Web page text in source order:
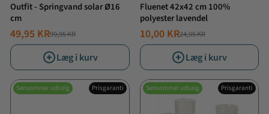
Outfit - Springvand solar Ø16
cm
NORMALPRIS
99,95 KR
TILBUDSPRIS
49,95 KR
Læg i kurv
Fluenet 42x42 cm 100%
polyester lavendel
NORMALPRIS
24,95 KR
TILBUDSPRIS
10,00 KR
Læg i kurv
Sensommer udsalg Prisgaranti Sensommer udsalg Prisgaranti